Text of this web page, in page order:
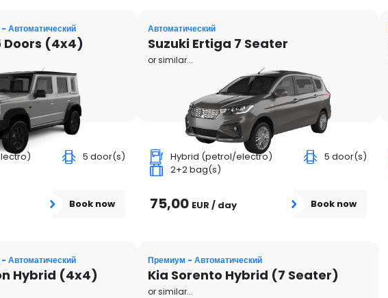
Автоматический
Doors (4x4)
5 door(s)
Book now
Автоматический
Suzuki Ertiga 7 Seater
or similar...
Hybrid (petrol/electro)
5 door(s)
2+2 bag(s)
75,00 EUR / day Book now
Автоматический
Hybrid (4x4)
Премиум - Автоматический
Kia Sorento Hybrid (7 Seater)
or similar...